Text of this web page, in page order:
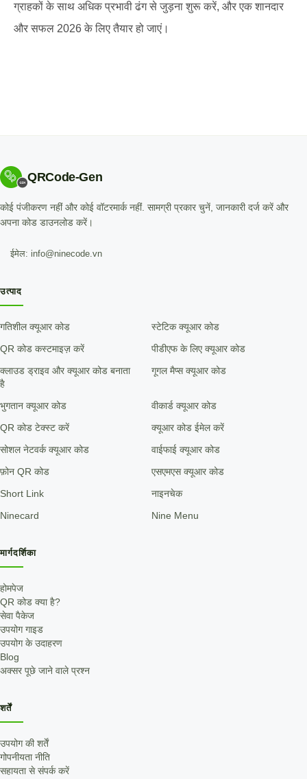
ग्राहकों के साथ अधिक प्रभावी ढंग से जुड़ना शुरू करें, और एक शानदार
और सफल 2026 के लिए तैयार हो जाएं।
QRCode-Gen
कोई पंजीकरण नहीं और कोई वॉटरमार्क नहीं. सामग्री प्रकार चुनें, जानकारी दर्ज करें और
अपना कोड डाउनलोड करें।
ईमेल: info@ninecode.vn
उत्पाद
गतिशील क्यूआर कोड स्टेटिक क्यूआर कोड
QR कोड कस्टमाइज़ करें पीडीएफ के लिए क्यूआर कोड
क्लाउड ड्राइव और क्यूआर कोड बनाता
है
गूगल मैप्स क्यूआर कोड
भुगतान क्यूआर कोड वीकार्ड क्यूआर कोड
QR कोड टेक्स्ट करें क्यूआर कोड ईमेल करें
सोशल नेटवर्क क्यूआर कोड वाईफाई क्यूआर कोड
फ़ोन QR कोड एसएमएस क्यूआर कोड
Short Link नाइनचेक
Ninecard Nine Menu
मार्गदर्शिका
होमपेज
QR कोड क्या है?
सेवा पैकेज
उपयोग गाइड
उपयोग के उदाहरण
Blog
अक्सर पूछे जाने वाले प्रश्न
शर्तें
उपयोग की शर्तें
गोपनीयता नीति
सहायता से संपर्क करें